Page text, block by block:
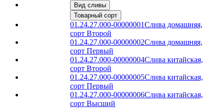
Вид сливы
Товарный сорт
01.24.27.000-00000001Слива домашняя,
сорт Второй
01.24.27.000-00000002Слива домашняя,
сорт Первый
01.24.27.000-00000004Слива китайская,
сорт Второй
01.24.27.000-00000005Слива китайская,
сорт Первый
01.24.27.000-00000006Слива китайская,
сорт Высший